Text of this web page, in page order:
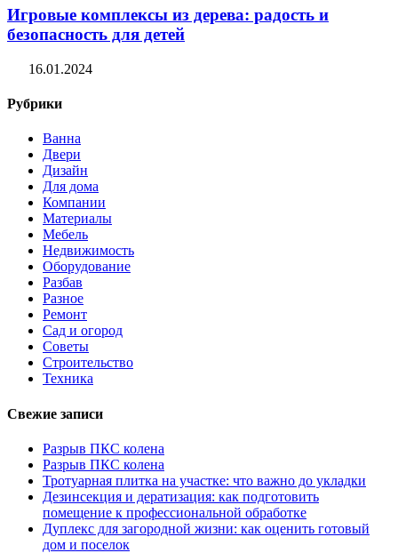
Игровые комплексы из дерева: радость и
безопасность для детей
16.01.2024
Рубрики
Ванна
Двери
Дизайн
Для дома
Компании
Материалы
Мебель
Недвижимость
Оборудование
Разбав
Разное
Ремонт
Сад и огород
Советы
Строительство
Техника
Свежие записи
Разрыв ПКС колена
Разрыв ПКС колена
Тротуарная плитка на участке: что важно до укладки
Дезинсекция и дератизация: как подготовить
помещение к профессиональной обработке
Дуплекс для загородной жизни: как оценить готовый
дом и поселок